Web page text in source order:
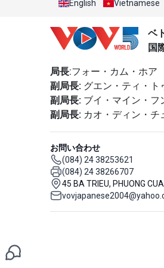
English Vietnamese
ベ
国
局長:フォー・カム・ホア
副局長: グエン・ティ・ト
副局長: ブイ・マイン・フ
副局長: カオ・ディン・チ
お問い合わせ
(084) 24 38253621
(084) 24 38266707
45 BA TRIEU, PHUONG